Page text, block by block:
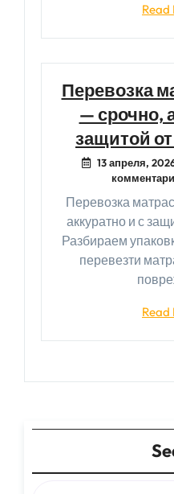
Read
Перевозка
— срочно,
защитой
13 апреля,
Перевозка
аккуратно и с
Разбираем
перевезти
Read